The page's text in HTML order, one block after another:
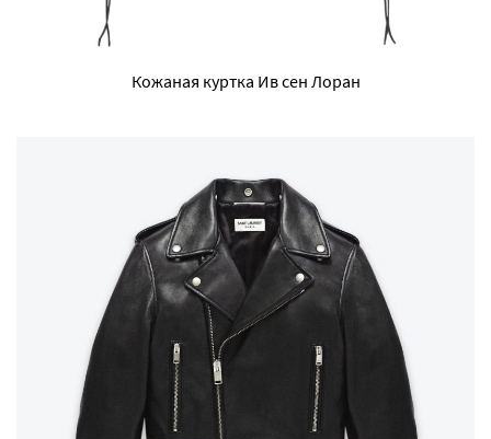
Кожаная куртка Ив сен Лоран